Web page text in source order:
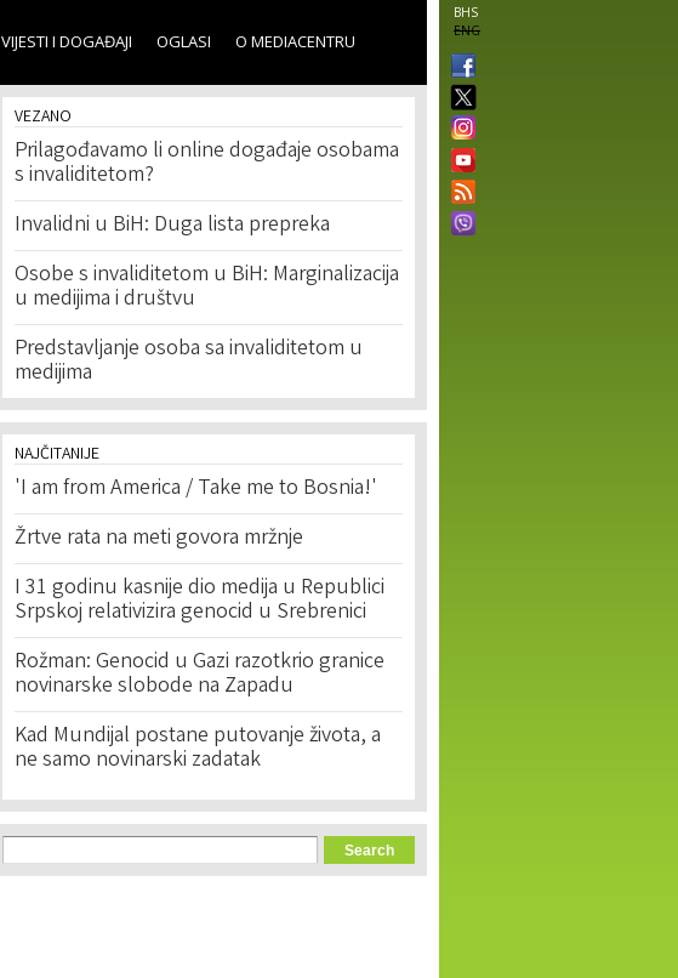
BHS
ENG
VIJESTI I DOGAĐAJI OGLASI O MEDIACENTRU
VEZANO
Prilagođavamo li online događaje osobama
s invaliditetom?
Invalidni u BiH: Duga lista prepreka
Osobe s invaliditetom u BiH: Marginalizacija
u medijima i društvu
Predstavljanje osoba sa invaliditetom u
medijima
NAJČITANIJE
'I am from America / Take me to Bosnia!'
Žrtve rata na meti govora mržnje
I 31 godinu kasnije dio medija u Republici
Srpskoj relativizira genocid u Srebrenici
Rožman: Genocid u Gazi razotkrio granice
novinarske slobode na Zapadu
Kad Mundijal postane putovanje života, a
ne samo novinarski zadatak
Search form
Search